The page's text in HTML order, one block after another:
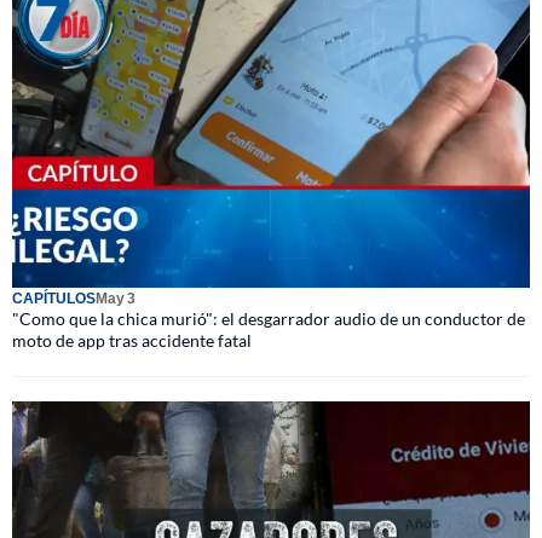
CAPÍTULOSMay 3
"Como que la chica murió": el desgarrador audio de un conductor de
moto de app tras accidente fatal